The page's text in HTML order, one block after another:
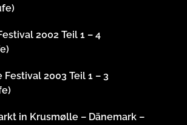
2002 Teil 1 – 4
Festival 2003 Teil 1 – 3
in Krusmølle – Dänemark –